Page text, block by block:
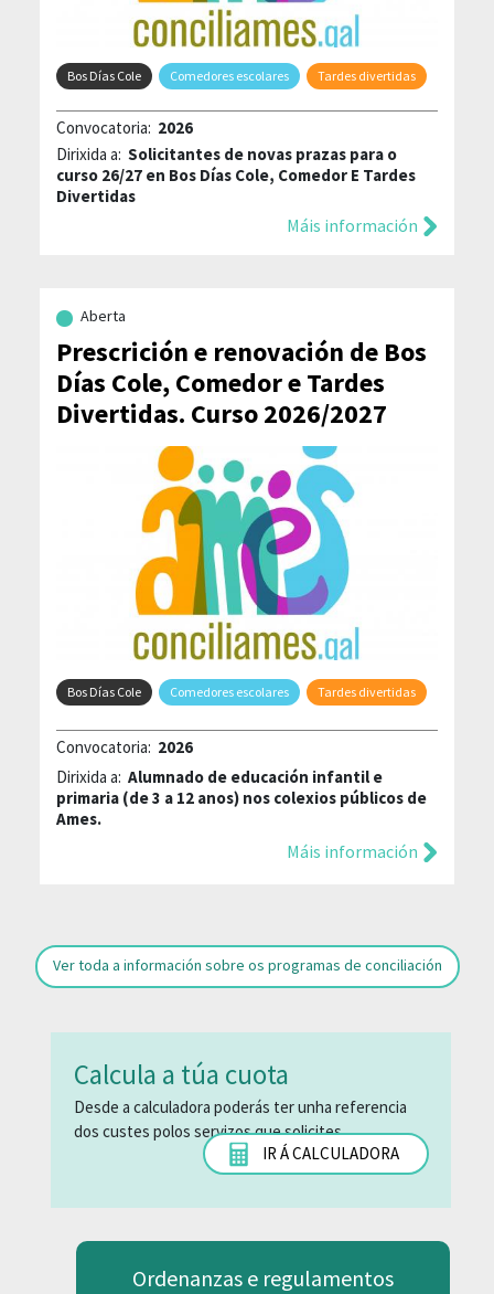
Bos Días Cole Comedores escolares Tardes divertidas
Convocatoria: 2026
Dirixida a: Solicitantes de novas prazas para o
curso 26/27 en Bos Días Cole, Comedor E Tardes
Divertidas
Máis información
Aberta
Prescrición e renovación de Bos
Días Cole, Comedor e Tardes
Divertidas. Curso 2026/2027
Bos Días Cole Comedores escolares Tardes divertidas
Convocatoria: 2026
Dirixida a: Alumnado de educación infantil e
primaria (de 3 a 12 anos) nos colexios públicos de
Ames.
Máis información
Ver toda a información sobre os programas de conciliación
Calcula a túa cuota
Desde a calculadora poderás ter unha referencia
dos custes polos servizos que solicites.
IR Á CALCULADORA
Ordenanzas e regulamentos